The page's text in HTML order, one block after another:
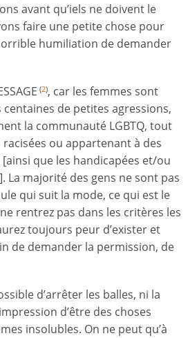
avant qu’iels ne doivent le
faire une petite chose pour
humiliation de demander
(2), car les femmes sont
centaines de petites agressions,
la communauté LGBTQ, tout
ou appartenant à des
que les handicapées et/ou
La majorité des gens ne sont pas
qui suit la mode, ce qui est le
rentrez pas dans les critères les
toujours peur d’exister et
de demander la permission, de
d’arrêter les balles, ni la
d’être des choses
insolubles. On ne peut qu’à